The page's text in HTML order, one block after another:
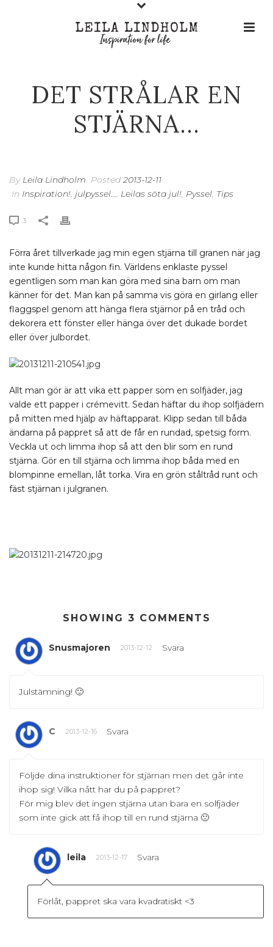
DET STRÅLAR EN
STJÄRNA…
By Leila Lindholm Posted 2013-12-11
In Inspiration!, julpyssel..., Leilas söta jul!, Pyssel, Tips
3
Förra året tillverkade jag min egen stjärna till granen när jag
inte kunde hitta någon fin. Världens enklaste pyssel
egentligen som man kan göra med sina barn om man
känner för det. Man kan på samma vis göra en girlang eller
flaggspel genom att hänga flera stjärnor på en tråd och
dekorera ett fönster eller hänga över det dukade bordet
eller över julbordet.
Allt man gör är att vika ett papper som en solfjäder, jag
valde ett papper i crémevitt. Sedan häftar du ihop solfjädern
på mitten med hjälp av häftapparat. Klipp sedan till båda
ändarna på pappret så att de får en rundad, spetsig form.
Veckla ut och limma ihop så att den blir som en rund
stjärna. Gör en till stjärna och limma ihop båda med en
blompinne emellan, låt torka. Vira en grön ståltråd runt och
fäst stjärnan i julgranen.
SHOWING 3 COMMENTS
Snusmajoren 2013-12-12 Svara
Julstämning! 🙂
C 2013-12-16 Svara
Följde dina instruktioner för stjärnan men det går inte
ihop sig! Vilka nått har du på pappret?
För mig blev det ingen stjärna utan bara en solfjäder
som inte gick att få ihop till en rund stjärna 🙁
leila 2013-12-17 Svara
Förlåt, pappret ska vara kvadratiskt <3